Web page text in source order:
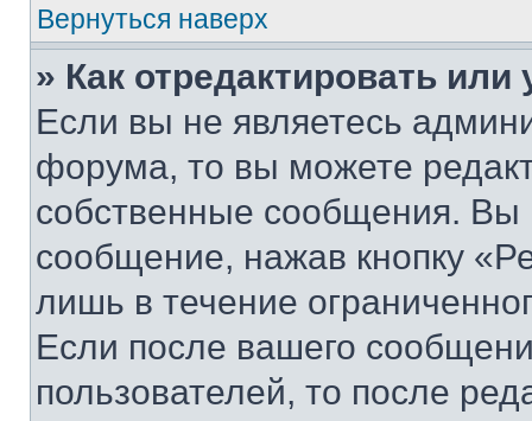
Вернуться наверх
» Как отредактировать
Если вы не являетесь
форума, то вы можете
собственные сообщения. Вы
сообщение, нажав кнопку
лишь в течение
Если после вашего
пользователей, то после